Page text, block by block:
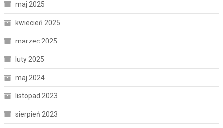
maj 2025
kwiecień 2025
marzec 2025
luty 2025
maj 2024
listopad 2023
sierpień 2023